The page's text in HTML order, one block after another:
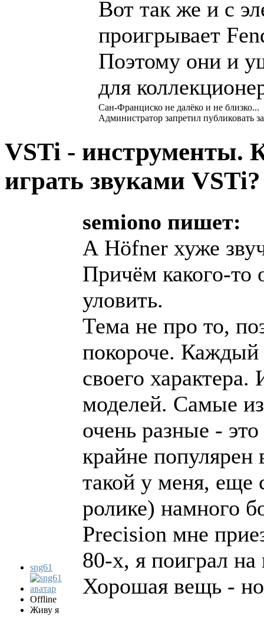
Вот так же и с
проигрывает
Поэтому они и
для
Сан-Франциско не далëко и не близко...
Администратор запретил публиковать
VSTi - инструменты.
играть звуками
sng61
Offline
Живу я
semiono пишет:
А Höfner хуже
Причём какого-то
уловить.
Тема не про то,
покороче. Каждый
своего
моделей. Самые
очень разные -
крайне популярен
такой у меня, еще
ролике) намного
Precision мне
80-х, я поиграл на
Хорошая вещь - но